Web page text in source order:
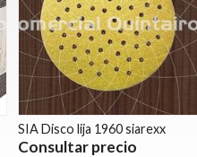
SIA Disco lija 1960 siarexx
Consultar precio